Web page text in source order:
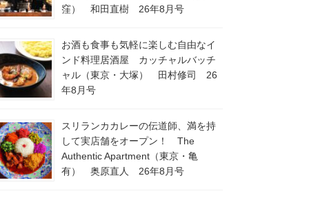
窪） 和田直樹 26年8月号
お酒も食事も気軽に楽しむ自由なイ
ンド料理居酒屋 カッチャルバッチ
ャル（東京・大塚） 田村修司 26
年8月号
スリランカカレーの伝道師、満を持
して実店舗をオープン！ The
Authentic Apartment（東京・亀
有） 奥原直人 26年8月号